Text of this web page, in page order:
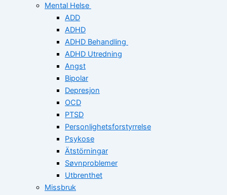
Mental Helse
ADD
ADHD
ADHD Behandling
ADHD Utredning
Angst
Bipolar
Depresjon
OCD
PTSD
Personlighetsforstyrrelse
Psykose
Ätstörningar
Søvnproblemer
Utbrenthet
Missbruk